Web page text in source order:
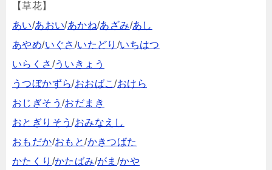
【草花】
あい/あおい/あかね/あざみ/あし
あやめ/いぐさ /いたどり /いちはつ
いらくさ /ういきょう
うつぼかずら/おおばこ/おけら
おじぎそう /おだまき
おとぎりそう/おみなえし
おもだか/おもと/かきつばた
かたくり /かたばみ/がま /かや